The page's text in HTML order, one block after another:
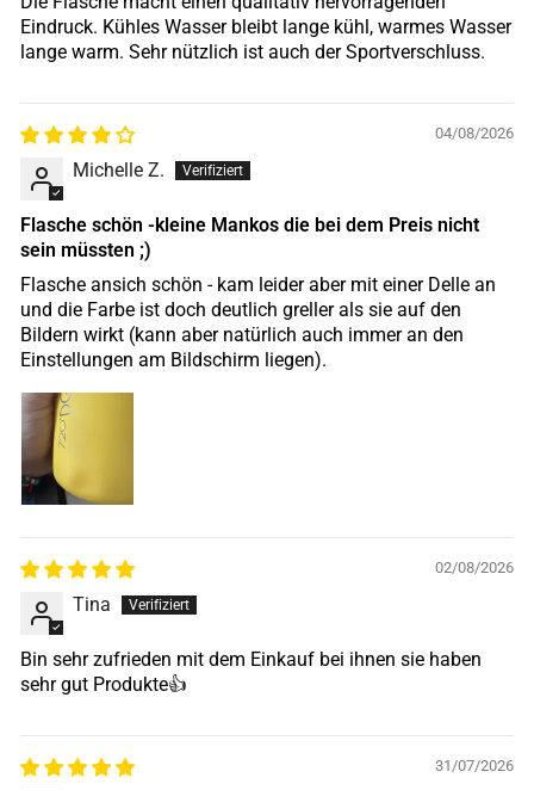
Eindruck. Kühles Wasser bleibt lange kühl, warmes Wasser
lange warm. Sehr nützlich ist auch der Sportverschluss.
04/08/2026
Michelle Z.
Flasche schön -kleine Mankos die bei dem Preis nicht
sein müssten ;)
Flasche ansich schön - kam leider aber mit einer Delle an
und die Farbe ist doch deutlich greller als sie auf den
Bildern wirkt (kann aber natürlich auch immer an den
Einstellungen am Bildschirm liegen).
02/08/2026
Tina
Bin sehr zufrieden mit dem Einkauf bei ihnen sie haben
sehr gut Produkte👍
31/07/2026